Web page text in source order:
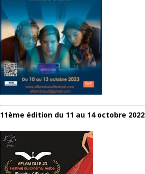
11ème édition du 11 au 14 octobre 2022